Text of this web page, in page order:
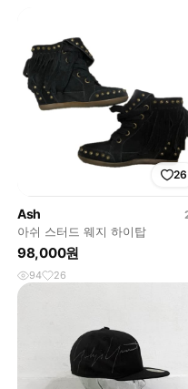
26
Ash
아쉬 스터드 웨지 하이탑
98,000원
94 26